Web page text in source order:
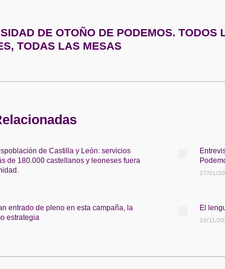
DE OTOÑO DE PODEMOS. TODOS
TODAS LAS MESAS
de Castilla y León: servicios
de 180.000 castellanos y leoneses fuera
27/01/
entrado de pleno en esta campaña, la
estrategia
El
10/11/